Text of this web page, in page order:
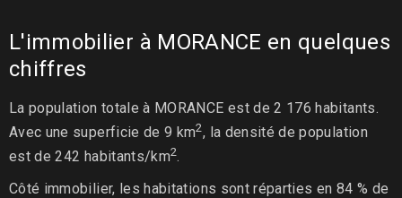
L'immobilier à MORANCE en quelques
chiffres
La population totale à MORANCE est de 2 176 habitants.
Avec une superficie de 9 km2, la densité de population
est de 242 habitants/km2.
Côté immobilier, les habitations sont réparties en 84 % de